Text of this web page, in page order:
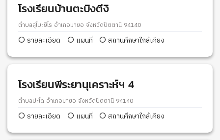
โรงเรียนบ้านตะบิงตีงิ
ตำบลลุโบะยิไร อำเภอมายอ จังหวัดปัตตานี 94140
รายละเอียด แผนที่ สถานศึกษาใกล้เคียง
โรงเรียนพีระยานุเคราะห์ฯ 4
ตำบลปะโด อำเภอมายอ จังหวัดปัตตานี 94140
รายละเอียด แผนที่ สถานศึกษาใกล้เคียง